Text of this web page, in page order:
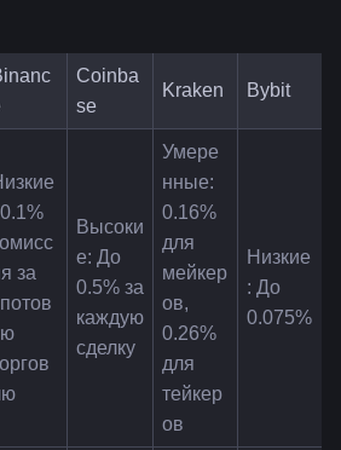
Coinba
se
Kraken Bybit
за
Высоки
е: До
0.5% за
каждую
сделку
Умере
нные:
0.16%
для
мейкер
ов,
0.26%
для
тейкер
ов
Низкие
: До
0.075%